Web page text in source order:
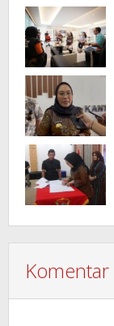
Komentar